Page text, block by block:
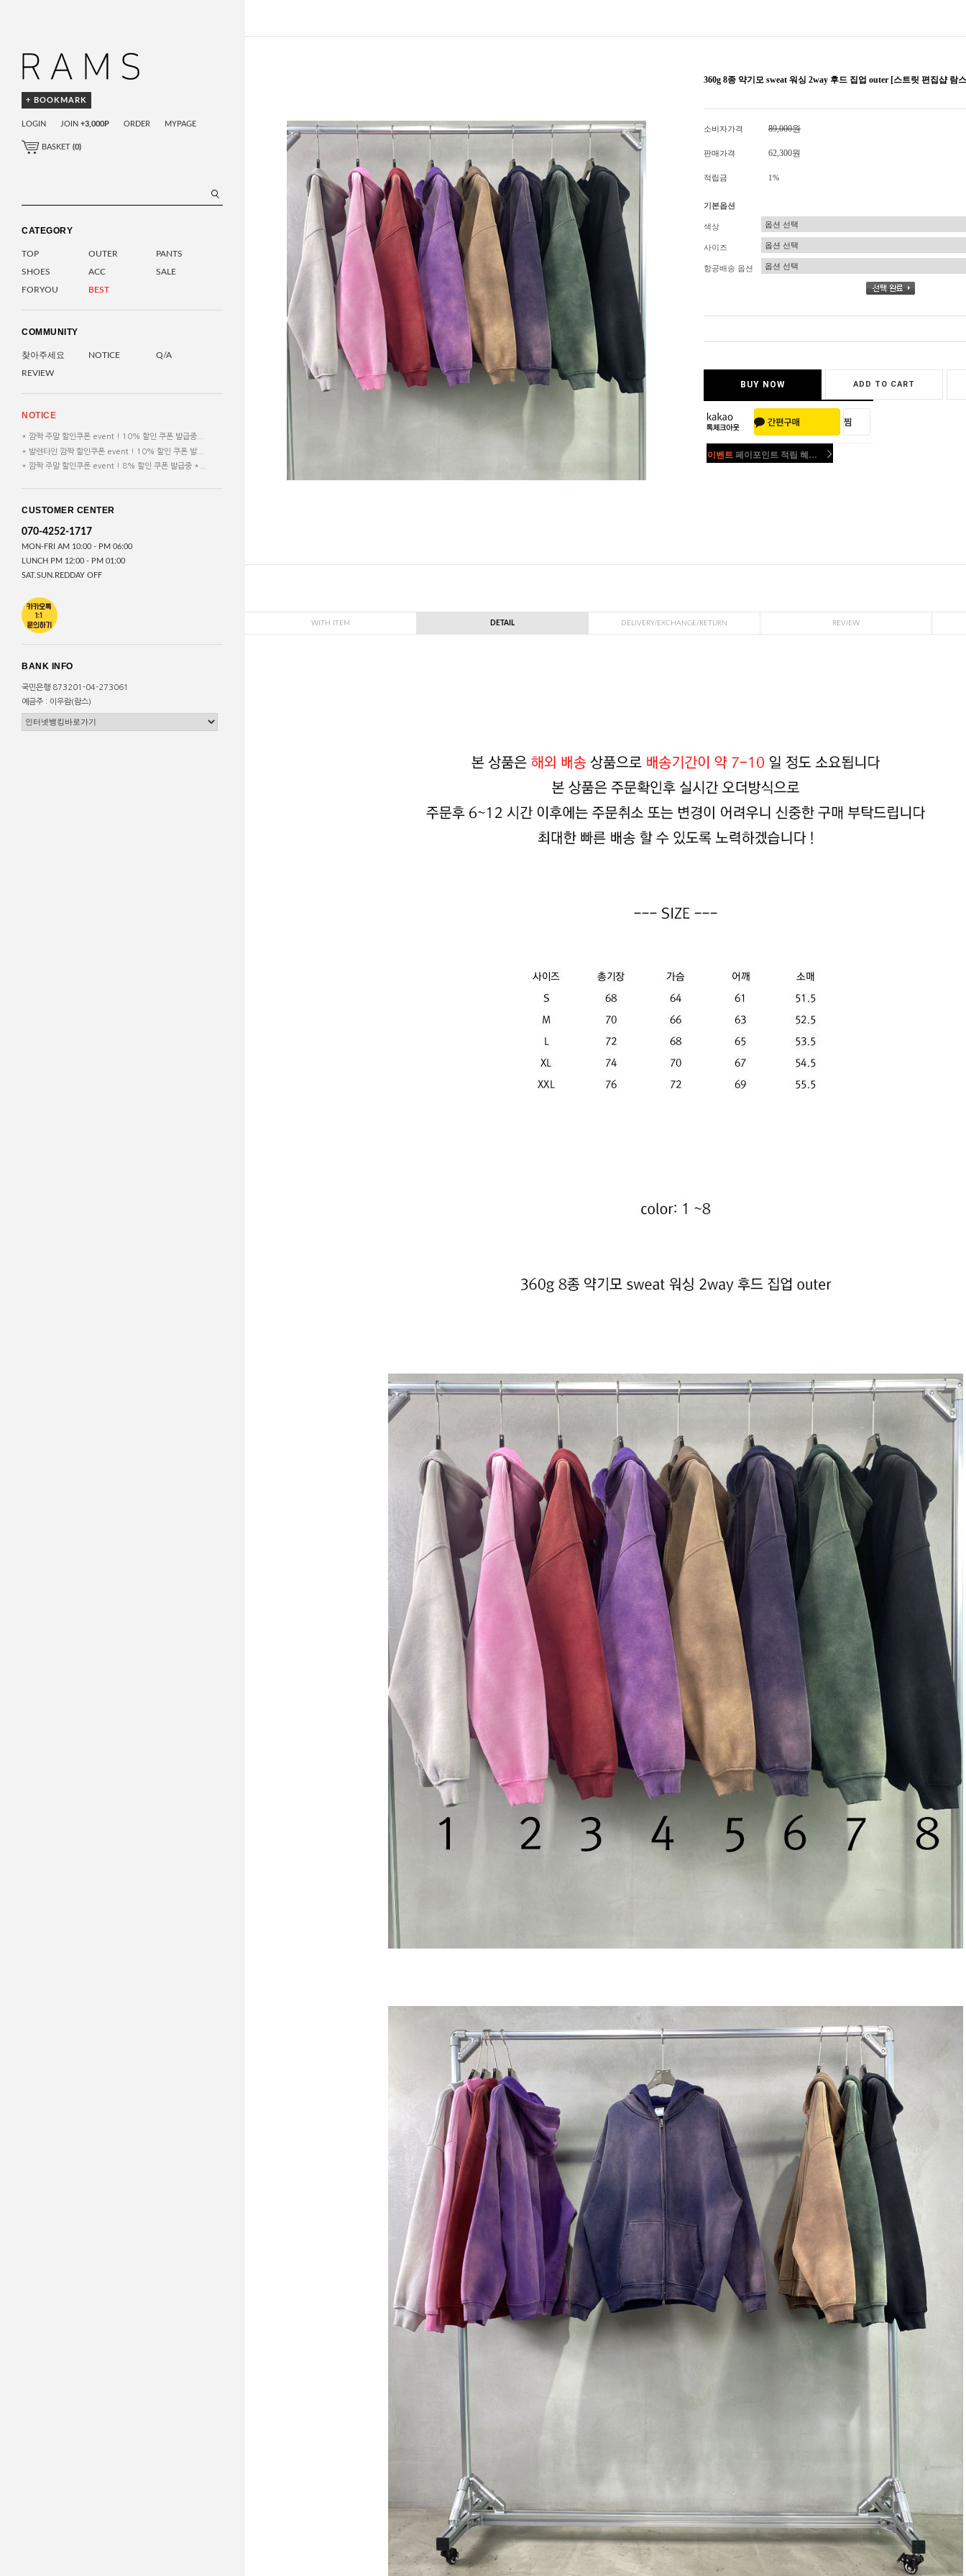
+ BOOKMARK
LOGIN JOIN +3,000P ORDER MYPAGE
BASKET (0)
CATEGORY
TOP OUTER PANTS
SHOES ACC SALE
FORYOU BEST
COMMUNITY
찾아주세요 NOTICE Q/A
REVIEW
NOTICE
* 깜짝 주말 할인쿠폰 event ! 10% 할인 쿠폰 발급중...
* 발렌타인 깜짝 할인쿠폰 event ! 10% 할인 쿠폰 발...
* 깜짝 주말 할인쿠폰 event ! 8% 할인 쿠폰 발급중 *...
CUSTOMER CENTER
070-4252-1717
MON-FRI AM 10:00 - PM 06:00
LUNCH PM 12:00 - PM 01:00
SAT.SUN.REDDAY OFF
BANK INFO
국민은행 873201-04-273061
예금주 : 이우람(람스)
360g 8종 약기모 sweat 워싱 2way 후드 집업 outer [스트릿 편집샵 람
소비자가격 89,000원
판매가격 62,300원
적립금 1%
기본옵션
색상
사이즈
항공배송 옵션
BUY NOW ADD TO CART
이벤트 페이포인트 적립 혜택 2배 UP!
WITH ITEM DETAIL DELIVERY/EXCHANGE/RETURN REVIEW